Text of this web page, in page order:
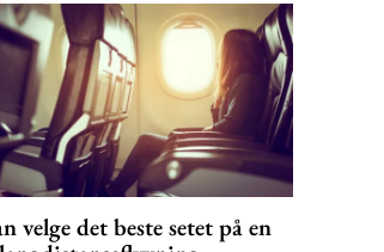
velge det beste setet på en